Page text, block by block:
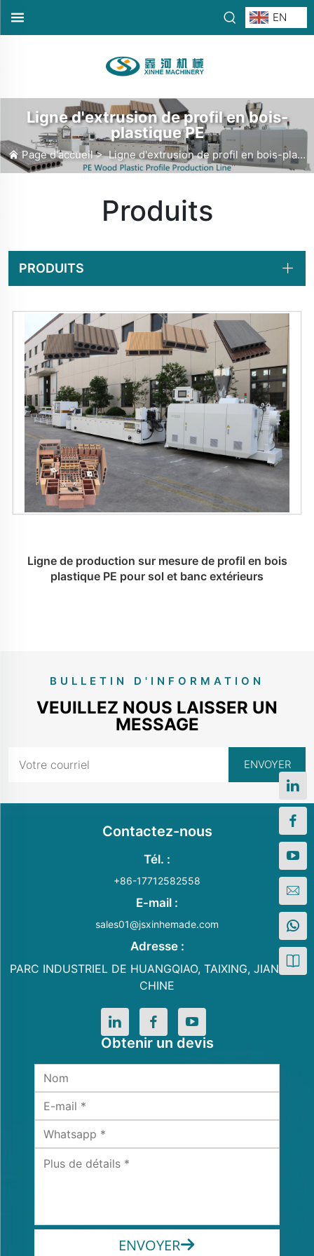
EN
Ligne d'extrusion de profil en bois-
plastique PE
Page d'accueil>Ligne d'extrusion de profil en bois-plastique PE
Produits
PRODUITS
Ligne de production sur mesure de profil en bois
plastique PE pour sol et banc extérieurs
BULLETIN D'INFORMATION
VEUILLEZ NOUS LAISSER UN
MESSAGE
Contactez-nous
Tél. :
+86-17712582558
E-mail :
sales01@jsxinhemade.com
Adresse :
PARC INDUSTRIEL DE HUANGQIAO, TAIXING, JIANGSU,
CHINE
Obtenir un devis
ENVOYER